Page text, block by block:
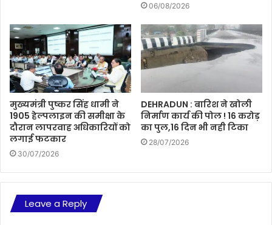
06/08/2026
मुख्यमंत्री पुष्कर सिंह धामी ने
1905 हेल्पलाइन की समीक्षा के
दौरान लापरवाह अधिकारियों को
लगाई फटकार
30/07/2026
DEHRADUN : बारिश ने खोली
निर्माण कार्य की पोल ! 16 करोड़
का पुल,16 दिन भी नही टिका
28/07/2026
Leave a Reply